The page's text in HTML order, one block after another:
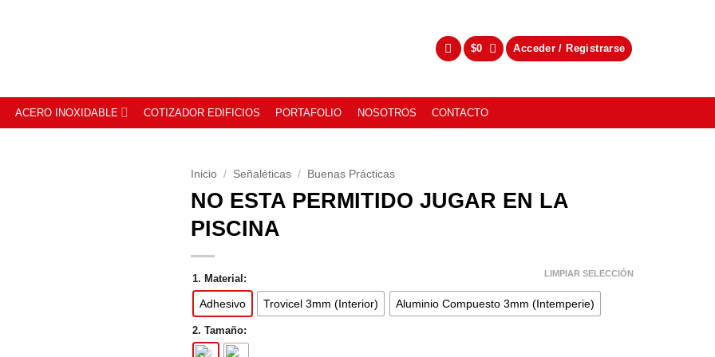
$0 Acceder / Registrarse
ACERO INOXIDABLE COTIZADOR EDIFICIOS PORTAFOLIO NOSOTROS CONTACTO
Inicio / Señaléticas / Buenas Prácticas
NO ESTA PERMITIDO JUGAR EN LA
PISCINA
1. Material:
Adhesivo Trovicel 3mm (Interior) Aluminio Compuesto 3mm (Intemperie)
2. Tamaño:
LIMPIAR SELECCIÓN